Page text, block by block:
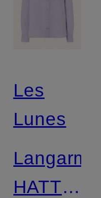
Les
Lunes
HATTIE